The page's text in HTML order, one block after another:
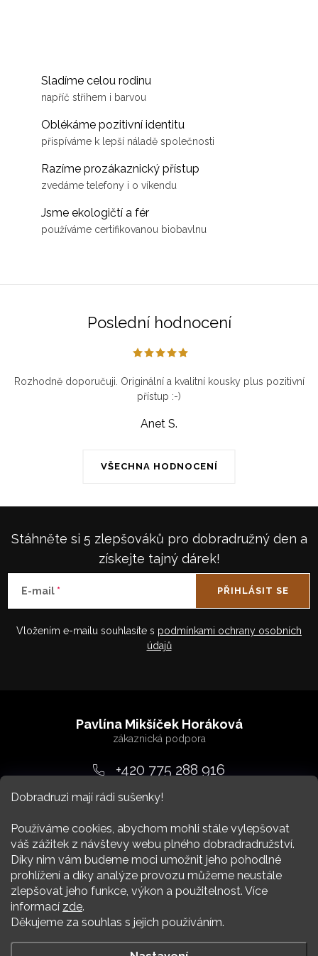
Dobradruzi mají rádi sušenky!
Používáme cookies, abychom mohli stále vylepšovat
váš zážitek z návštevy webu plného dobradradružství.
Díky nim vám budeme moci umožnit jeho pohodlné
prohlížení a díky analýze provozu můžeme neustále
zlepšovat jeho funkce, výkon a použitelnost. Více
informací zde.
Děkujeme za souhlas s jejich používáním.
Sladíme celou rodinu
napříč střihem i barvou
Oblékáme pozitivní identitu
přispíváme k lepší náladě společnosti
Razíme prozákaznický přístup
zvedáme telefony i o víkendu
Jsme ekologičtí a fér
používáme certifikovanou biobavlnu
Poslední hodnocení
VŠECHNA HODNOCENÍ
Rozhodně doporučuji. Originální a kvalitní kousky plus pozitivní
přístup :-)
Anet S.
Stáhněte si 5 zlepšováků pro dobradružný den a
získejte tajný dárek!
E-mail
Vložením e-mailu souhlasíte s podmínkami ochrany osobních
údajů
PŘIHLÁSIT SE
a
Nákup
Více Dobradruha
Pavlína Mikšíček Horáková
+420 775 288 916
srdcem@dobradruh.cz